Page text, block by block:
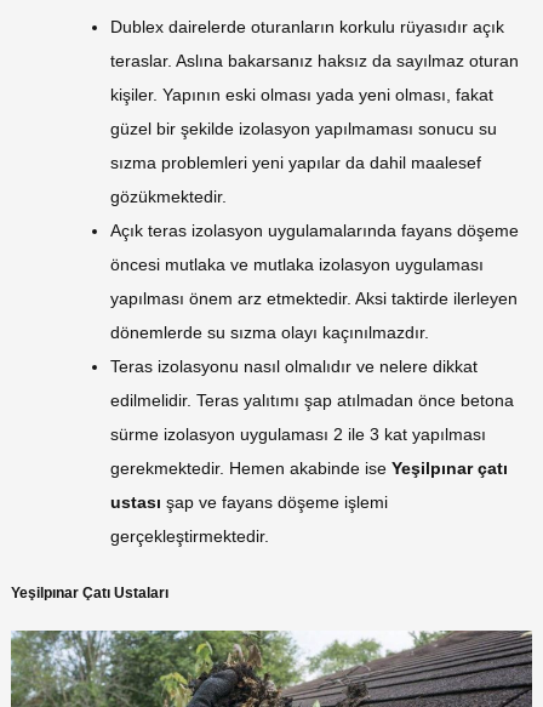
Dublex dairelerde oturanların korkulu rüyasıdır açık
teraslar. Aslına bakarsanız haksız da sayılmaz oturan
kişiler. Yapının eski olması yada yeni olması, fakat
güzel bir şekilde izolasyon yapılmaması sonucu su
sızma problemleri yeni yapılar da dahil maalesef
gözükmektedir.
Açık teras izolasyon uygulamalarında fayans döşeme
öncesi mutlaka ve mutlaka izolasyon uygulaması
yapılması önem arz etmektedir. Aksi taktirde ilerleyen
dönemlerde su sızma olayı kaçınılmazdır.
Teras izolasyonu nasıl olmalıdır ve nelere dikkat
edilmelidir. Teras yalıtımı şap atılmadan önce betona
sürme izolasyon uygulaması 2 ile 3 kat yapılması
gerekmektedir. Hemen akabinde ise Yeşilpınar çatı
ustası şap ve fayans döşeme işlemi
gerçekleştirmektedir.
Yeşilpınar Çatı Ustaları